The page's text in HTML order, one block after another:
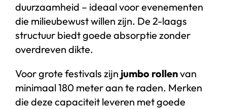
duurzaamheid – ideaal voor evenementen
die milieubewust willen zijn. De 2-laags
structuur biedt goede absorptie zonder
overdreven dikte.
Voor grote festivals zijn jumbo rollenvan
minimaal 180 meter aan te raden. Merken
die deze capaciteit leveren met goede